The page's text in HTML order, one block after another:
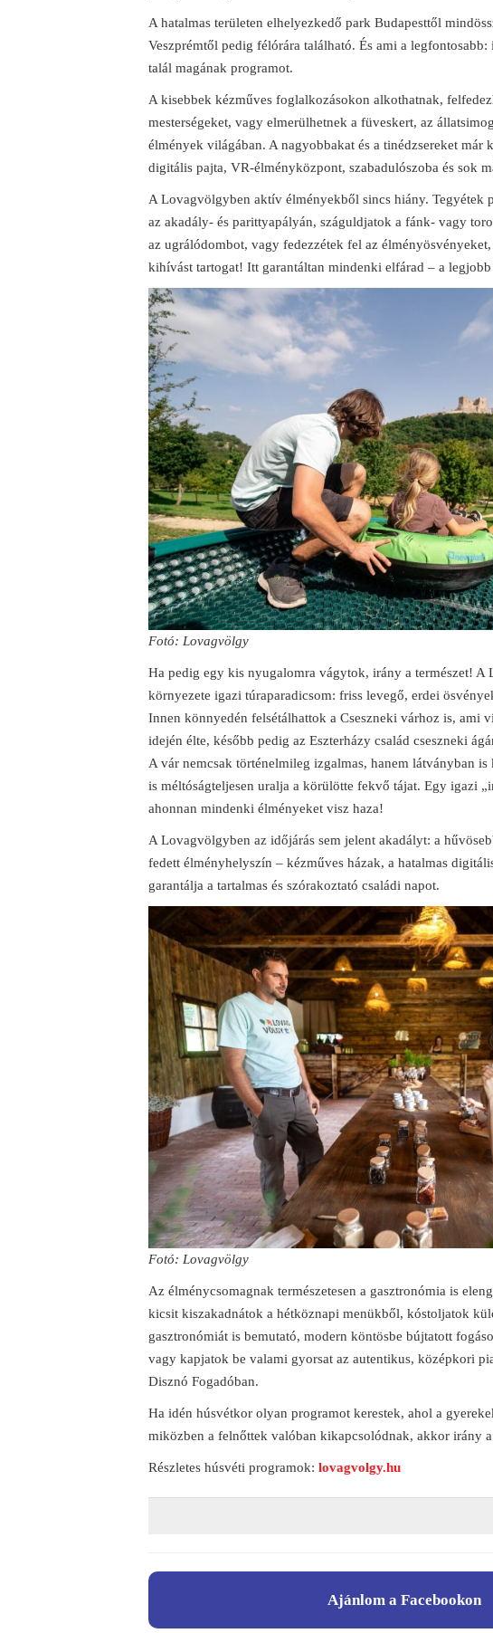
A hatalmas területen elhelyezkedő park Budapesttől
Veszprémtől pedig félórára található. És ami a
talál magának programot.
A kisebbek kézműves foglalkozásokon alkothatnak,
mesterségeket, vagy elmerülhetnek a füveskert, az
élmények világában. A nagyobbakat és a tinédzsereket
digitális pajta, VR-élményközpont, szabadulószoba és sok
A Lovagvölgyben aktív élményekből sincs hiány. Tegyétek
az akadály- és parittyapályán, száguldjatok a fánk- vagy
az ugrálódombot, vagy fedezzétek fel az
kihívást tartogat! Itt garantáltan mindenki elfárad – a legjobb
Fotó: Lovagvölgy
Ha pedig egy kis nyugalomra vágytok, irány a természet! A
környezete igazi túraparadicsom: friss levegő, erdei
Innen könnyedén felsétálhattok a Cseszneki várhoz is, ami
idején élte, később pedig az Eszterházy család cseszneki
A vár nemcsak történelmileg izgalmas, hanem látványban
is méltóságteljesen uralja a körülötte fekvő tájat. Egy igazi
ahonnan mindenki élményeket visz haza!
A Lovagvölgyben az időjárás sem jelent akadályt: a
fedett élményhelyszín – kézműves házak, a hatalmas
garantálja a tartalmas és szórakoztató családi napot.
Fotó: Lovagvölgy
Az élménycsomagnak természetesen a gasztronómia is
kicsit kiszakadnátok a hétköznapi menükből, kóstoljatok
gasztronómiát is bemutató, modern köntösbe bújtatott
vagy kapjatok be valami gyorsat az autentikus, középkori
Disznó Fogadóban.
Ha idén húsvétkor olyan programot kerestek, ahol a
miközben a felnőttek valóban kikapcsolódnak, akkor irány
Részletes húsvéti programok:lovagvolgy.hu
Ajánlom a Facebookon